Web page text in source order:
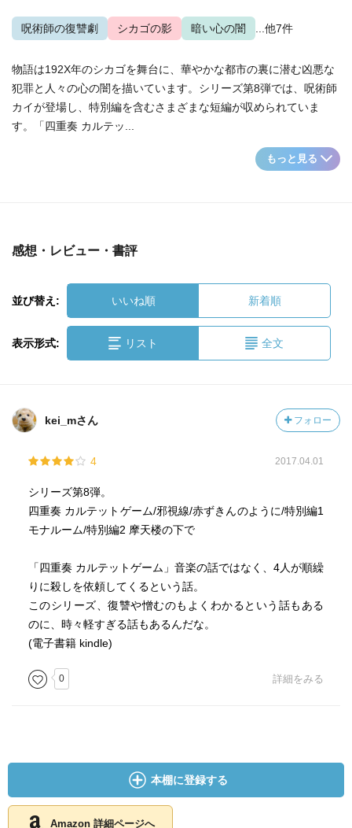
呪術師の復讐劇 シカゴの影 暗い心の闇 ...他7件
物語は192X年のシカゴを舞台に、華やかな都市の裏に潜む凶悪な
犯罪と人々の心の闇を描いています。シリーズ第8弾では、呪術師
カイが登場し、特別編を含むさまざまな短編が収められていま
す。「四重奏 カルテッ...
もっと見る
感想・レビュー・書評
並び替え: いいね順 新着順
表示形式: リスト 全文
kei_mさん フォロー
4 2017.04.01
シリーズ第8弾。
四重奏 カルテットゲーム/邪視線/赤ずきんのように/特別編1
モナルーム/特別編2 摩天楼の下で
「四重奏 カルテットゲーム」音楽の話ではなく、4人が順繰
りに殺しを依頼してくるという話。
このシリーズ、復讐や憎むのもよくわかるという話もある
のに、時々軽すぎる話もあるんだな。
(電子書籍 kindle)
0 詳細をみる
本棚に登録する
Amazon 詳細ページへ